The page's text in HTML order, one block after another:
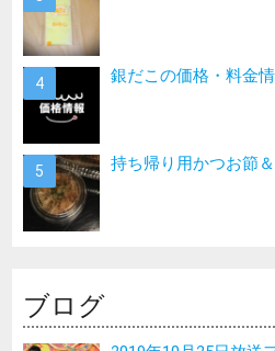
銀だこの価格・料金
持ち帰り用かつお節
ブログ